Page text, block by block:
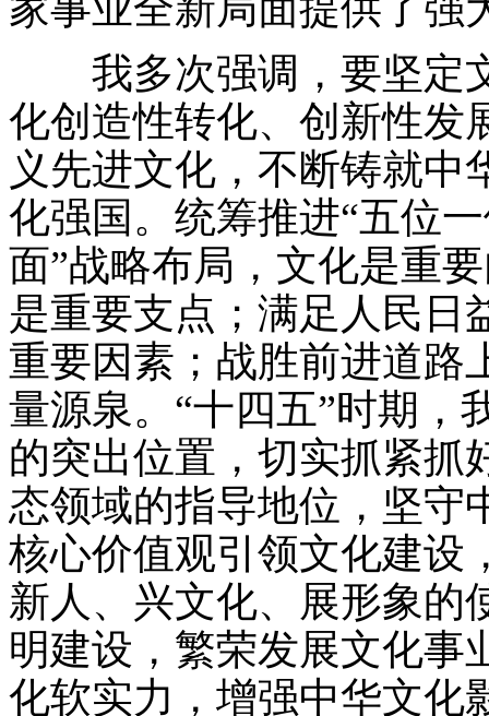
我多次强调，要坚定
化创造性转化、创新性发
义先进文化，不断铸就中
化强国。统筹推进“五位
面”战略布局，文化是重
是重要支点；满足人民日
重要因素；战胜前进道路
量源泉。“十四五”时期，
的突出位置，切实抓紧抓
态领域的指导地位，坚守
核心价值观引领文化建设
新人、兴文化、展形象的
明建设，繁荣发展文化事
化软实力，增强中华文化